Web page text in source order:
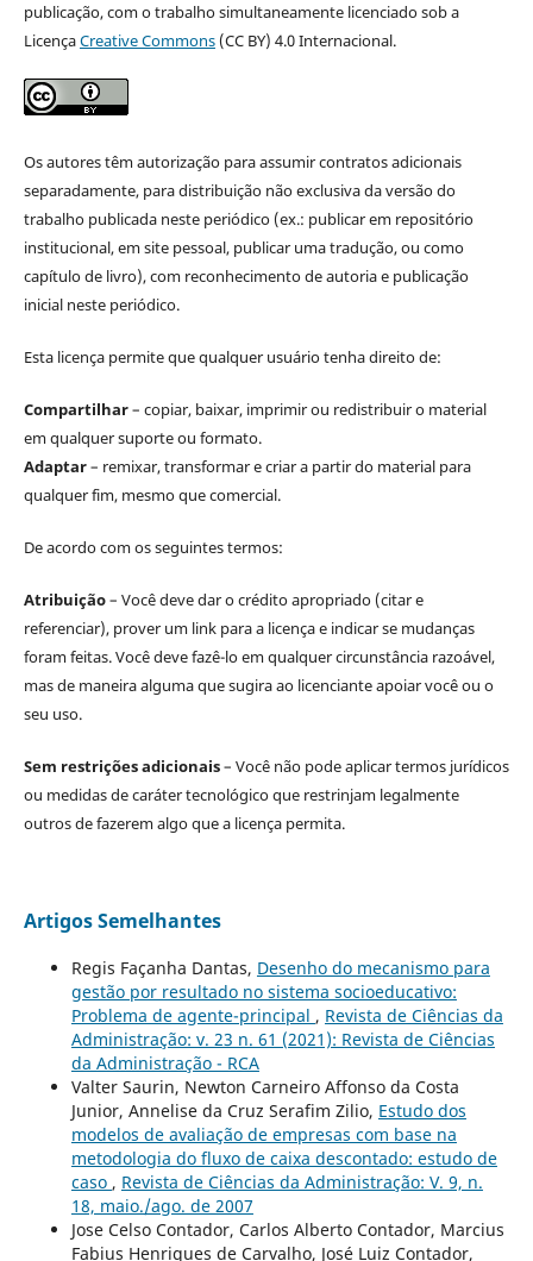
publicação, com o trabalho simultaneamente licenciado sob a
LicençaCreative Commons(CC BY) 4.0 Internacional.
Os autores têm autorização para assumir contratos adicionais
separadamente, para distribuição não exclusiva da versão do
trabalho publicada neste periódico (ex.: publicar em repositório
institucional, em site pessoal, publicar uma tradução, ou como
capítulo de livro), com reconhecimento de autoria e publicação
inicial neste periódico.
Esta licença permite que qualquer usuário tenha direito de:
Compartilhar– copiar, baixar, imprimir ou redistribuir o material
em qualquer suporte ou formato.
Adaptar– remixar, transformar e criar a partir do material para
qualquer fim, mesmo que comercial.
De acordo com os seguintes termos:
Atribuição– Você deve dar o crédito apropriado (citar e
referenciar), prover um link para a licença e indicar se mudanças
foram feitas. Você deve fazê-lo em qualquer circunstância razoável,
mas de maneira alguma que sugira ao licenciante apoiar você ou o
seu uso.
Sem restrições adicionais– Você não pode aplicar termos jurídicos
ou medidas de caráter tecnológico que restrinjam legalmente
outros de fazerem algo que a licença permita.
Artigos Semelhantes
Regis Façanha Dantas, Desenho do mecanismo para
gestão por resultado no sistema socioeducativo:
Problema de agente-principal , Revista de Ciências da
Administração: v. 23 n. 61 (2021): Revista de Ciências
da Administração - RCA
Valter Saurin, Newton Carneiro Affonso da Costa
Junior, Annelise da Cruz Serafim Zilio, Estudo dos
modelos de avaliação de empresas com base na
metodologia do fluxo de caixa descontado: estudo de
caso , Revista de Ciências da Administração: V. 9, n.
18, maio./ago. de 2007
Jose Celso Contador, Carlos Alberto Contador, Marcius
Fabius Henriques de Carvalho, José Luiz Contador,